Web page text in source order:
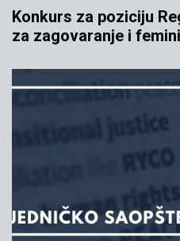
Konkurs za poziciju
za zagovaranje i